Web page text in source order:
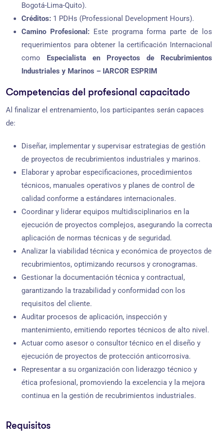
Bogotá-Lima-Quito).
Créditos: 1 PDHs (Professional Development Hours).
Camino Profesional: Este programa forma parte de los
requerimientos para obtener la certificación Internacional
como Especialista en Proyectos de Recubrimientos
Industriales y Marinos – IARCOR ESPRIM
Competencias del profesional capacitado
Al finalizar el entrenamiento, los participantes serán capaces
de:
Diseñar, implementar y supervisar estrategias de gestión
de proyectos de recubrimientos industriales y marinos.
Elaborar y aprobar especificaciones, procedimientos
técnicos, manuales operativos y planes de control de
calidad conforme a estándares internacionales.
Coordinar y liderar equipos multidisciplinarios en la
ejecución de proyectos complejos, asegurando la correcta
aplicación de normas técnicas y de seguridad.
Analizar la viabilidad técnica y económica de proyectos de
recubrimientos, optimizando recursos y cronogramas.
Gestionar la documentación técnica y contractual,
garantizando la trazabilidad y conformidad con los
requisitos del cliente.
Auditar procesos de aplicación, inspección y
mantenimiento, emitiendo reportes técnicos de alto nivel.
Actuar como asesor o consultor técnico en el diseño y
ejecución de proyectos de protección anticorrosiva.
Representar a su organización con liderazgo técnico y
ética profesional, promoviendo la excelencia y la mejora
continua en la gestión de recubrimientos industriales.
Requisitos